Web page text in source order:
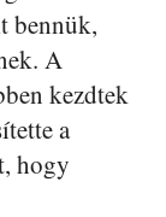
bennük,
A
kezdtek
a
hogy